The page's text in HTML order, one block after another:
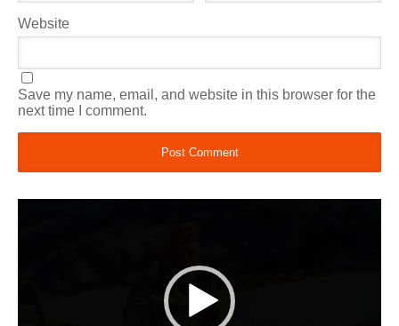
Website
Save my name, email, and website in this browser for the
next time I comment.